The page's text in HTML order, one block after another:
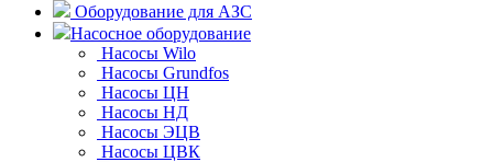
Оборудование для АЗС
Насосное оборудование
Насосы Wilo
Насосы Grundfos
Насосы ЦН
Насосы НД
Насосы ЭЦВ
Насосы ЦВК